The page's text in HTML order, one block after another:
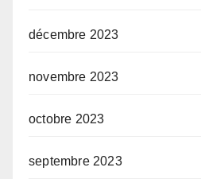
décembre 2023
novembre 2023
octobre 2023
septembre 2023